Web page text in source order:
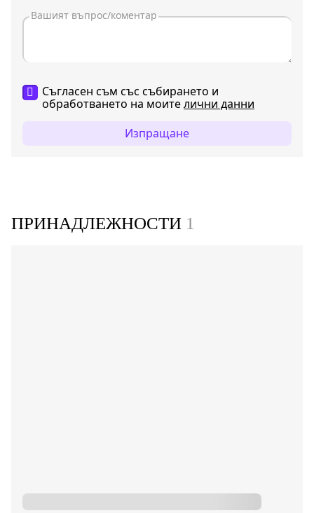
Съгласен съм със събирането и
обработването на моителични данни
Изпращане
ПРИНАДЛЕЖНОСТИ 1